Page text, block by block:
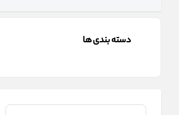
دسته بندی ها